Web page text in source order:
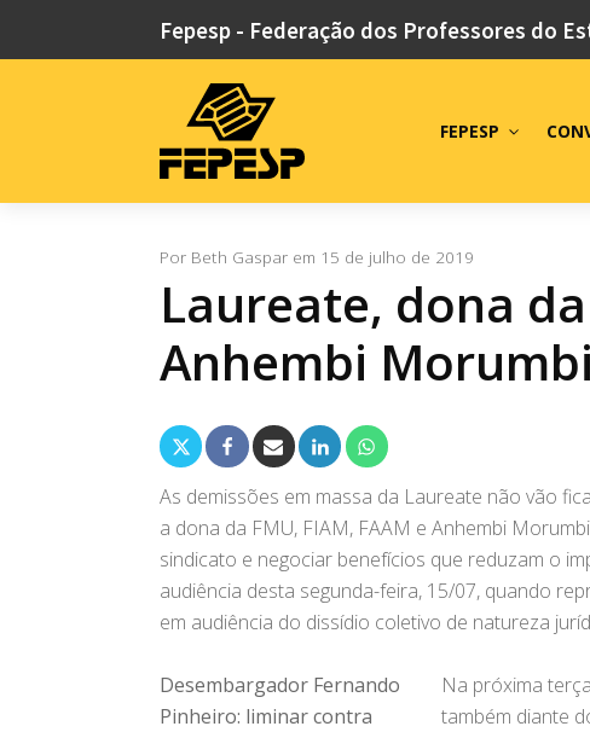
Fepesp - Federação dos Professores do
FEPESP
Por Beth Gaspar em 15 de julho de 2019
Laureate, dona
Anhembi
As demissões em massa da Laureate não vão
a dona da FMU, FIAM, FAAM e Anhembi
sindicato e negociar benefícios que reduzam o
audiência desta segunda-feira, 15/07, quando
em audiência do dissídio coletivo de natureza
Desembargador Fernando
Pinheiro: liminar contra
Na próxima
também diante